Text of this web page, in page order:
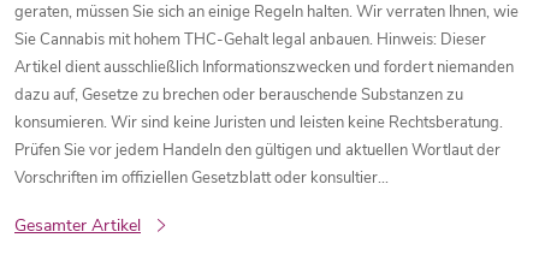
geraten, müssen Sie sich an einige Regeln halten. Wir verraten Ihnen, wie
Sie Cannabis mit hohem THC-Gehalt legal anbauen. Hinweis: Dieser
Artikel dient ausschließlich Informationszwecken und fordert niemanden
dazu auf, Gesetze zu brechen oder berauschende Substanzen zu
konsumieren. Wir sind keine Juristen und leisten keine Rechtsberatung.
Prüfen Sie vor jedem Handeln den gültigen und aktuellen Wortlaut der
Vorschriften im offiziellen Gesetzblatt oder konsultier...
Gesamter Artikel